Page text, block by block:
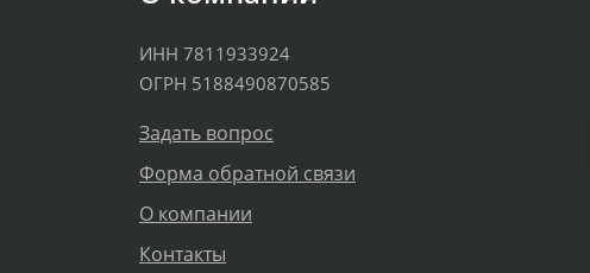
ИНН 7811933924
ОГРН 5188490870585
Задать вопрос
Форма обратной связи
О компании
Контакты